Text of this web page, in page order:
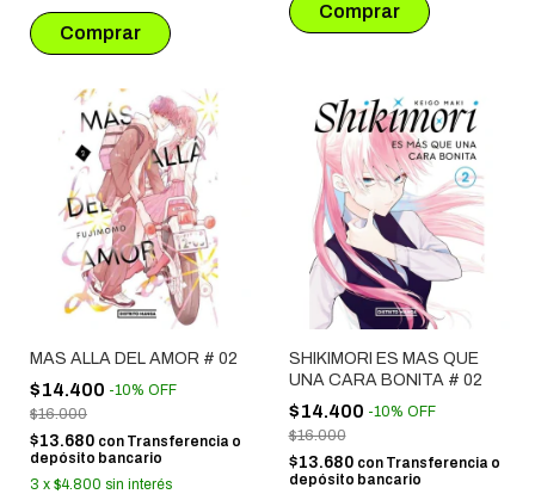
MAS ALLA DEL AMOR # 02
$14.400 -10% OFF
$16.000
$13.680 con Transferencia o
depósito bancario
3 x $4.800 sin interés
SHIKIMORI ES MAS QUE
UNA CARA BONITA # 02
$14.400 -10% OFF
$16.000
$13.680 con Transferencia o
depósito bancario